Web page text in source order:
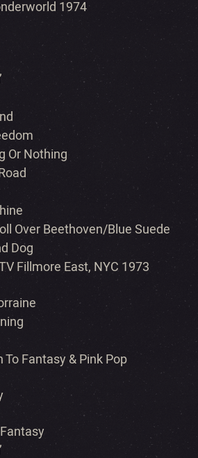
1974
Or Nothing
Over Beethoven/Blue Suede
Dog
Fillmore East, NYC 1973
To Fantasy & Pink Pop